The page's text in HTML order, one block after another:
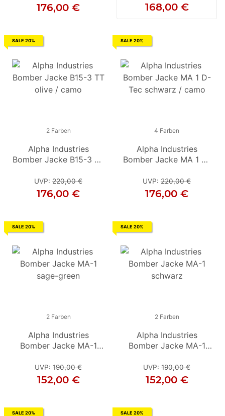
176,00 € 176,00 €
168,00 €
SALE 20%
2 Farben
Alpha Industries
Bomber Jacke B15-3 TT
UVP: 220,00 €
176,00 €
2 Farben
Alpha Industries
Bomber Jacke B15-3 TT
UVP:220,00 €
176,00 €
SALE 20%
4 Farben
Alpha Industries
Bomber Jacke MA 1 D-
UVP: 220,00 €
176,00 €
SALE 20%
2 Farben
Alpha Industries
Bomber Jacke MA-1
UVP: 190,00 €
152,00 €
2 Farben
Alpha Industries
Bomber Jacke MA-1
UVP:190,00 €
152,00 €
SALE 20%
2 Farben
Alpha Industries
Bomber Jacke MA-1
UVP: 190,00 €
152,00 €
SALE 20% SALE 20%